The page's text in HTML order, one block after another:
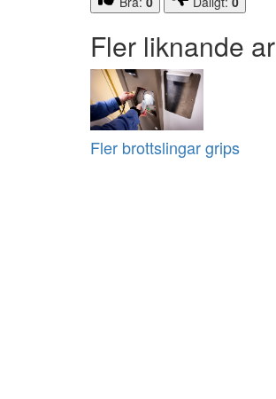
Fler liknande
Fler brottslingar grips